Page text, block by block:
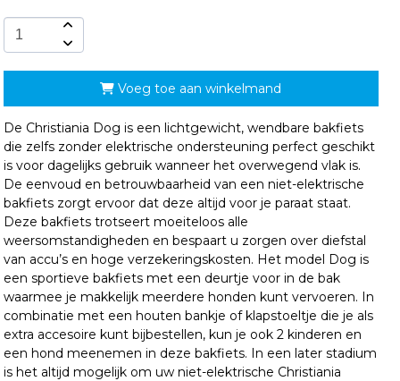
Voeg toe aan winkelmand
De Christiania Dog is een lichtgewicht, wendbare bakfiets
die zelfs zonder elektrische ondersteuning perfect geschikt
is voor dagelijks gebruik wanneer het overwegend vlak is.
De eenvoud en betrouwbaarheid van een niet-elektrische
bakfiets zorgt ervoor dat deze altijd voor je paraat staat.
Deze bakfiets trotseert moeiteloos alle
weersomstandigheden en bespaart u zorgen over diefstal
van accu’s en hoge verzekeringskosten. Het model Dog is
een sportieve bakfiets met een deurtje voor in de bak
waarmee je makkelijk meerdere honden kunt vervoeren. In
combinatie met een houten bankje of klapstoeltje die je als
extra accesoire kunt bijbestellen, kun je ook 2 kinderen en
een hond meenemen in deze bakfiets. In een later stadium
is het altijd mogelijk om uw niet-elektrische Christiania